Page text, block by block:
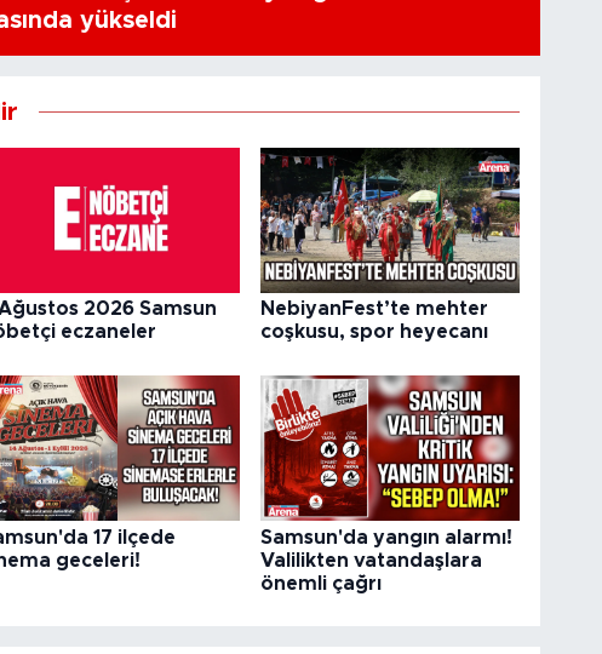
yükseldi
2026 Samsun
eczaneler
NebiyanFest’te mehter
coşkusu, spor heyecanı
17 ilçede
geceleri!
Samsun'da yangın alarmı!
Valilikten vatandaşlara
önemli çağrı